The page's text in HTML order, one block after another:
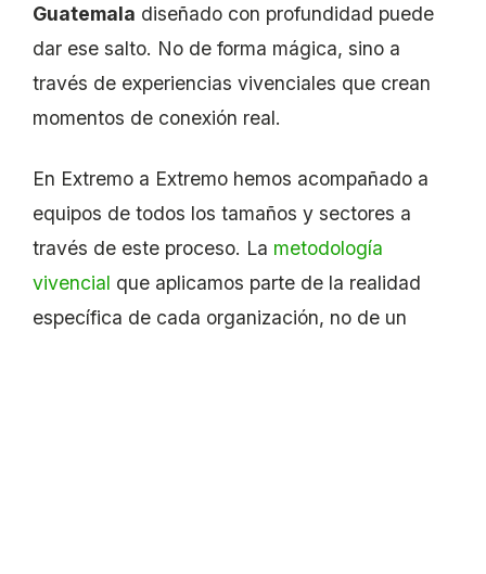
Guatemala diseñado con profundidad puede
dar ese salto. No de forma mágica, sino a
través de experiencias vivenciales que crean
momentos de conexión real.
En Extremo a Extremo hemos acompañado a
equipos de todos los tamaños y sectores a
través de este proceso. La metodología
vivencial que aplicamos parte de la realidad
específica de cada organización, no de un